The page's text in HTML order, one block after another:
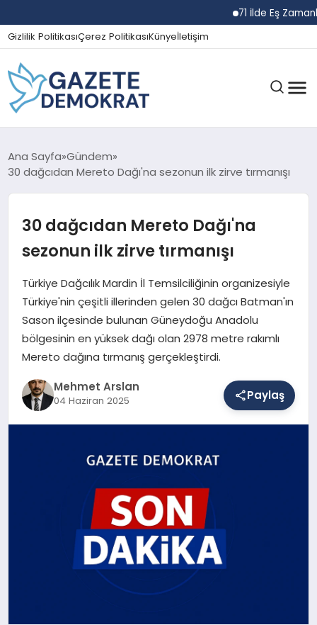
71 İlde Eş Zamanlı
Gizlilik PolitikasıÇerez PolitikasıKünyeİletişim
GÜNDEM
SPOR
MAGAZIN
SAĞLIK
Ana Sayfa Gündem
30 dağcıdan Mereto Dağı'na sezonun ilk zirve tırmanışı
30 dağcıdan Mereto Dağı'na
sezonun ilk zirve tırmanışı
Türkiye Dağcılık Mardin İl Temsilciliğinin organizesiyle
Türkiye'nin çeşitli illerinden gelen 30 dağcı Batman'ın
Sason ilçesinde bulunan Güneydoğu Anadolu
bölgesinin en yüksek dağı olan 2978 metre rakımlı
Mereto dağına tırmanış gerçekleştirdi.
Mehmet Arslan
04 Haziran 2025 Paylaş